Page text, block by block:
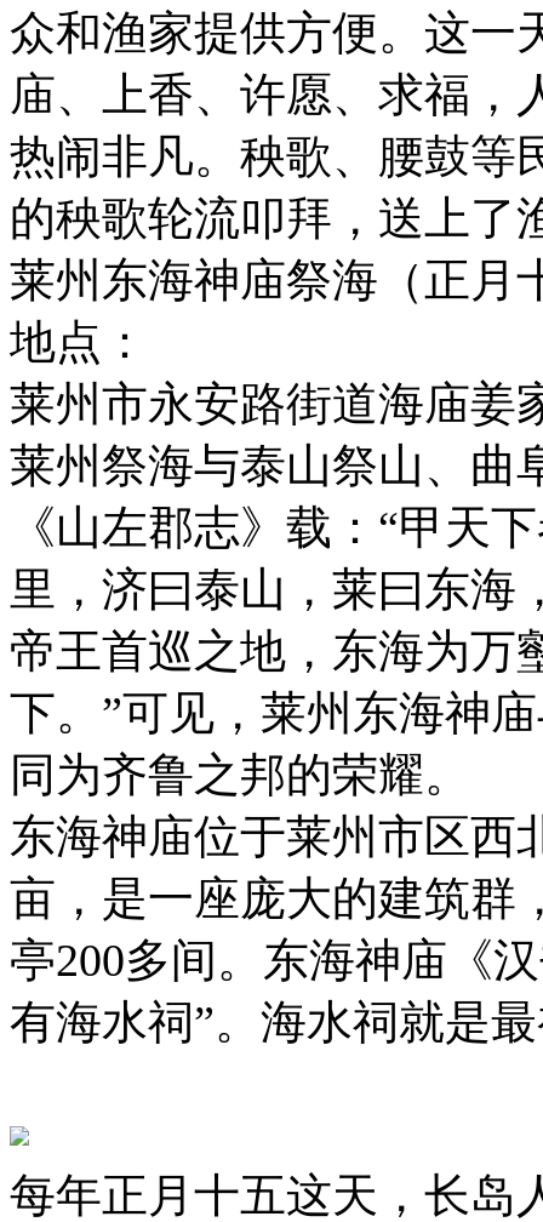
众和渔家提供方便。这一
庙、上香、许愿、求福，
热闹非凡。秧歌、腰鼓等
的秧歌轮流叩拜，送上了
莱州东海神庙祭海（正月
地点：
莱州市永安路街道海庙姜
莱州祭海与泰山祭山、曲
《山左郡志》载：“甲天
里，济曰泰山，莱曰东海
帝王首巡之地，东海为万
下。”可见，莱州东海神
同为齐鲁之邦的荣耀。
东海神庙位于莱州市区西
亩，是一座庞大的建筑群
亭200多间。东海神庙《
有海水祠”。海水祠就是
每年正月十五这天，长岛